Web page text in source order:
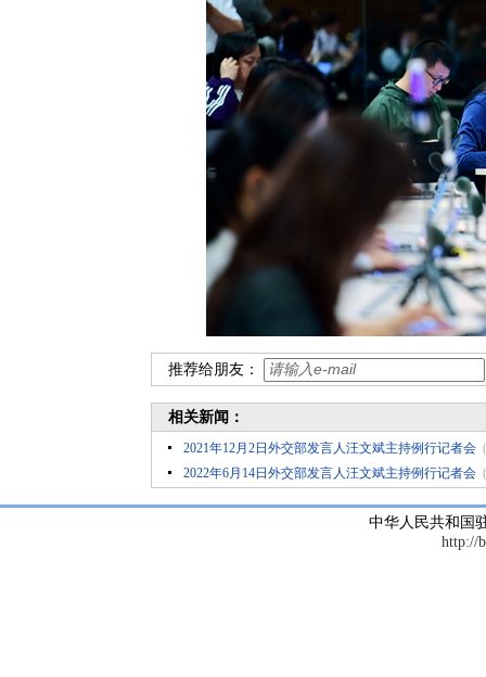
推荐给朋友：
相关新闻：
2021年12月2日外交部发言人汪文斌主持例行记者会
2022年6月14日外交部发言人汪文斌主持例行记者会
中华人民共和国
http://